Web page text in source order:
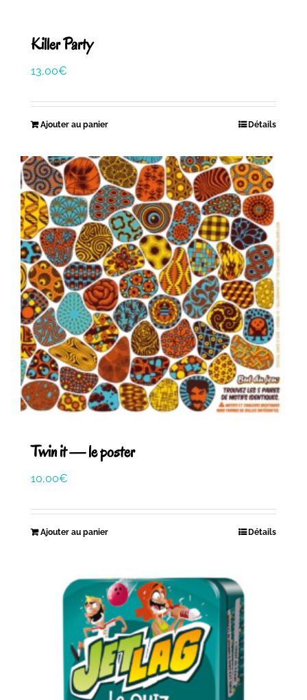
Killer Party
13,00€
Ajouter au panier Détails
Twin it — le poster
10,00€
Ajouter au panier Détails